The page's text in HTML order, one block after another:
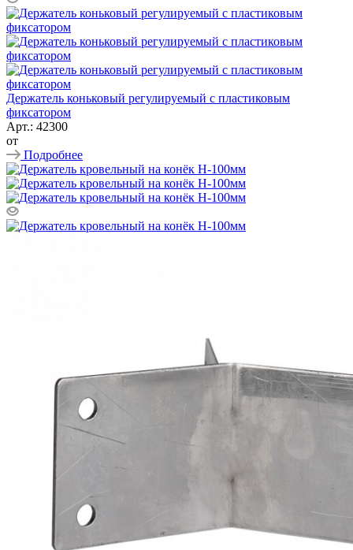
Держатель коньковый регулируемый с пластиковым
фиксатором
Арт.: 42300
от
Подробнее